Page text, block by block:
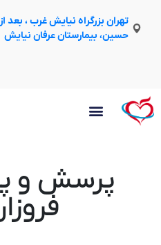
تهران بزرگراه نیایش غرب ، بعد از
حسین، بیمارستان عرفان نیایش
پرسش و
فروزان